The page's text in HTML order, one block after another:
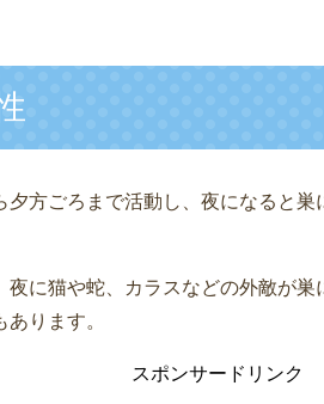
夕方ごろまで活動し、夜になると
夜に猫や蛇、カラスなどの外敵が
ります。
スポンサードリンク